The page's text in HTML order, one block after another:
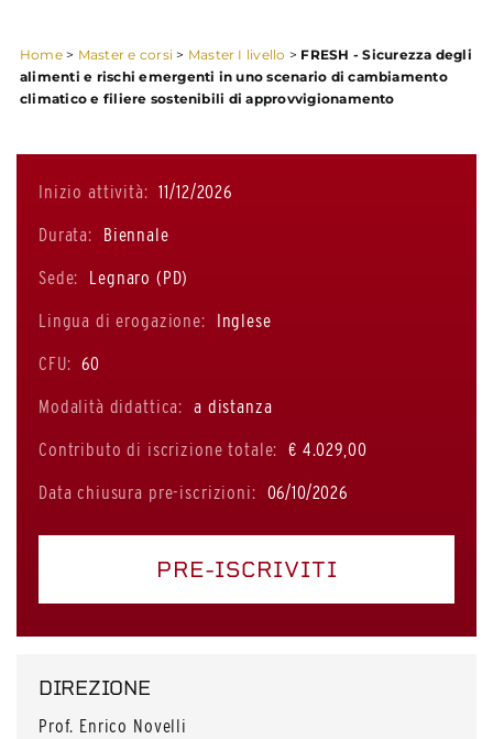
Home> Master e corsi > Master I livello > FRESH - Sicurezza degli
alimenti e rischi emergenti in uno scenario di cambiamento
climatico e filiere sostenibili di approvvigionamento
Inizio attività: 11/12/2026
Durata: Biennale
Sede: Legnaro (PD)
Lingua di erogazione: Inglese
CFU: 60
Modalità didattica: a distanza
Contributo di iscrizione totale: € 4.029,00
Data chiusura pre-iscrizioni: 06/10/2026
PRE-ISCRIVITI
DIREZIONE
Prof. Enrico Novelli